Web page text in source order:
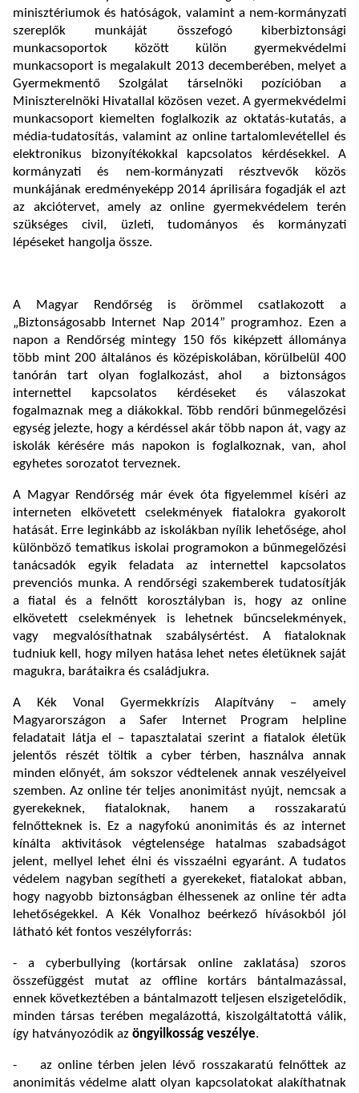
minisztériumok és hatóságok, valamint a nem-kormányzati
szereplők munkáját összefogó kiberbiztonsági
munkacsoportok között külön gyermekvédelmi
munkacsoport is megalakult 2013 decemberében, melyet a
Gyermekmentő Szolgálat társelnöki pozícióban a
Miniszterelnöki Hivatallal közösen vezet. A gyermekvédelmi
munkacsoport kiemelten foglalkozik az oktatás-kutatás, a
média-tudatosítás, valamint az online tartalomlevétellel és
elektronikus bizonyítékokkal kapcsolatos kérdésekkel. A
kormányzati és nem-kormányzati résztvevők közös
munkájának eredményeképp 2014 áprilisára fogadják el azt
az akciótervet, amely az online gyermekvédelem terén
szükséges civil, üzleti, tudományos és kormányzati
lépéseket hangolja össze.
A Magyar Rendőrség is örömmel csatlakozott a
„Biztonságosabb Internet Nap 2014” programhoz. Ezen a
napon a Rendőrség mintegy 150 fős kiképzett állománya
több mint 200 általános és középiskolában, körülbelül 400
tanórán tart olyan foglalkozást, ahol a biztonságos
internettel kapcsolatos kérdéseket és válaszokat
fogalmaznak meg a diákokkal. Több rendőri bűnmegelőzési
egység jelezte, hogy a kérdéssel akár több napon át, vagy az
iskolák kérésére más napokon is foglalkoznak, van, ahol
egyhetes sorozatot terveznek.
A Magyar Rendőrség már évek óta figyelemmel kíséri az
interneten elkövetett cselekmények fiatalokra gyakorolt
hatását. Erre leginkább az iskolákban nyílik lehetősége, ahol
különböző tematikus iskolai programokon a bűnmegelőzési
tanácsadók egyik feladata az internettel kapcsolatos
prevenciós munka. A rendőrségi szakemberek tudatosítják
a fiatal és a felnőtt korosztályban is, hogy az online
elkövetett cselekmények is lehetnek bűncselekmények,
vagy megvalósíthatnak szabálysértést. A fiataloknak
tudniuk kell, hogy milyen hatása lehet netes életüknek saját
magukra, barátaikra és családjukra.
A Kék Vonal Gyermekkrízis Alapítvány – amely
Magyarországon a Safer Internet Program helpline
feladatait látja el – tapasztalatai szerint a fiatalok életük
jelentős részét töltik a cyber térben, használva annak
minden előnyét, ám sokszor védtelenek annak veszélyeivel
szemben. Az online tér teljes anonimitást nyújt, nemcsak a
gyerekeknek, fiataloknak, hanem a rosszakaratú
felnőtteknek is. Ez a nagyfokú anonimitás és az internet
kínálta aktivitások végtelensége hatalmas szabadságot
jelent, mellyel lehet élni és visszaélni egyaránt. A tudatos
védelem nagyban segítheti a gyerekeket, fiatalokat abban,
hogy nagyobb biztonságban élhessenek az online tér adta
lehetőségekkel. A Kék Vonalhoz beérkező hívásokból jól
látható két fontos veszélyforrás:
- a cyberbullying (kortársak online zaklatása) szoros
összefüggést mutat az offline kortárs bántalmazással,
ennek következtében a bántalmazott teljesen elszigetelődik,
minden társas terében megalázottá, kiszolgáltatottá válik,
így hatványozódik az öngyilkosság veszélye.
- az online térben jelen lévő rosszakaratú felnőttek az
anonimitás védelme alatt olyan kapcsolatokat alakíthatnak